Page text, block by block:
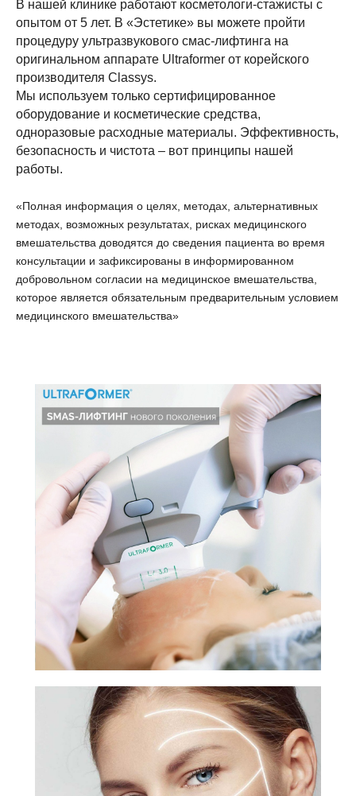
В нашей клинике работают косметологи-стажисты с
опытом от 5 лет. В «Эстетике» вы можете пройти
процедуру ультразвукового смас-лифтинга на
оригинальном аппарате Ultraformer от корейского
производителя Classys.
Мы используем только сертифицированное
оборудование и косметические средства,
одноразовые расходные материалы. Эффективность,
безопасность и чистота – вот принципы нашей
работы.
«Полная информация о целях, методах, альтернативных
методах, возможных результатах, рисках медицинского
вмешательства доводятся до сведения пациента во время
консультации и зафиксированы в информированном
добровольном согласии на медицинское вмешательства,
которое является обязательным предварительным условием
медицинского вмешательства»